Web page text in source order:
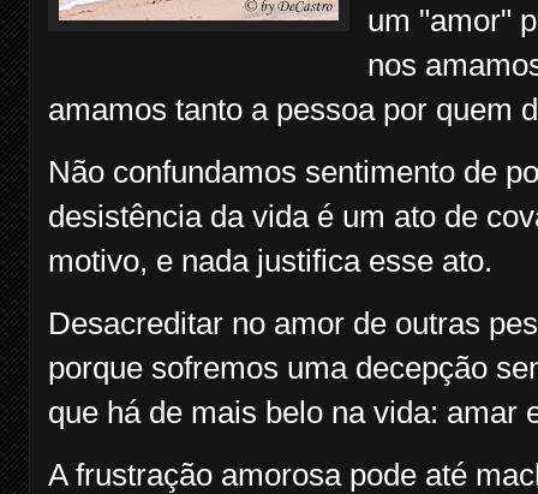
um "amor"
nos
amamos tanto a pessoa por quem
Não confundamos sentimento de
desistência da vida é um ato de
motivo, e nada justifica esse ato.
Desacreditar no amor de outras
porque sofremos uma decepção
que há de mais belo na vida: amar
A frustração amorosa pode até